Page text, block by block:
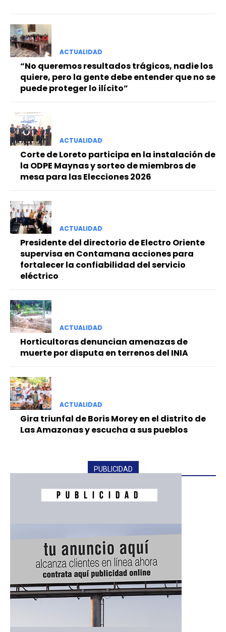
ACTUALIDAD
“No queremos resultados trágicos, nadie los
quiere, pero la gente debe entender que no se
puede proteger lo ilícito”
ACTUALIDAD
Corte de Loreto participa en la instalación de
la ODPE Maynas y sorteo de miembros de
mesa para las Elecciones 2026
ACTUALIDAD
Presidente del directorio de Electro Oriente
supervisa en Contamana acciones para
fortalecer la confiabilidad del servicio
eléctrico
ACTUALIDAD
Horticultoras denuncian amenazas de
muerte por disputa en terrenos del INIA
ACTUALIDAD
Gira triunfal de Boris Morey en el distrito de
Las Amazonas y escucha a sus pueblos
PUBLICIDAD